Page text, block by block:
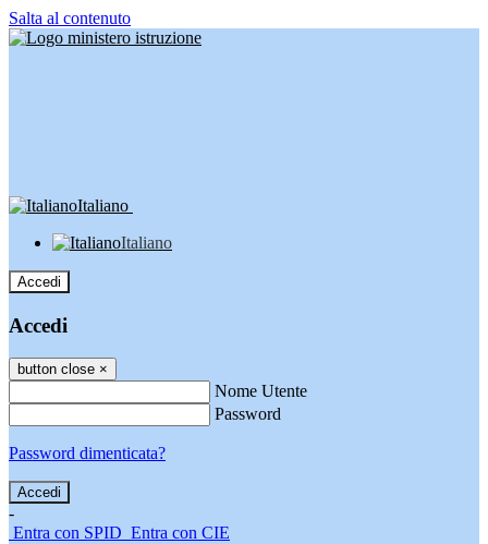
Salta al contenuto
Italiano
Italiano
Accedi
Accedi
button close ×
Nome Utente
Password
Password dimenticata?
-
Entra con SPID Entra con CIE